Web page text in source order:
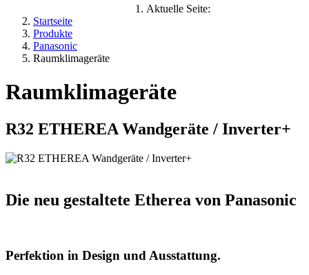
Aktuelle Seite:
Startseite
Produkte
Panasonic
Raumklimageräte
Raumklimageräte
R32 ETHEREA Wandgeräte / Inverter+
Die neu gestaltete Etherea von Panasonic
Perfektion in Design und Ausstattung.